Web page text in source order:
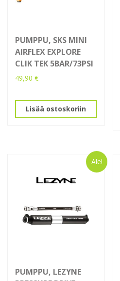
PUMPPU, SKS MINI
AIRFLEX EXPLORE
CLIK TEK 5BAR/73PSI
49,90 €
Lisää ostoskoriin
Ale!
PUMPPU, LEZYNE